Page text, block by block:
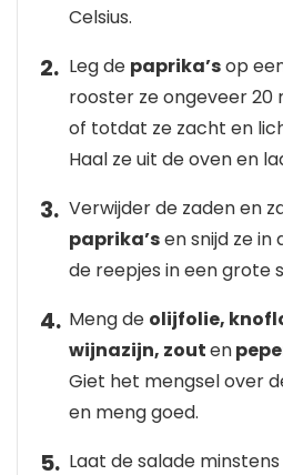
Celsius.
Leg de paprika’sop
rooster ze ongeveer 20
of totdat ze zacht en
Haal ze uit de oven en
Verwijder de zaden en
paprika’sen snijd ze in
de reepjes in een grote
Meng de olijfolie,
wijnazijn, zouten
Giet het mengsel over
en meng goed.
Laat de salade